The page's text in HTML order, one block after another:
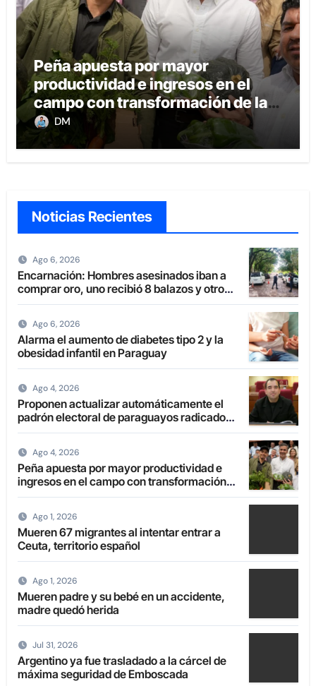
Peña apuesta por mayor
productividad e ingresos en el
campo con transformación de la
agricultura familiar
DM
Noticias Recientes
Ago 6, 2026
Encarnación: Hombres asesinados iban a
comprar oro, uno recibió 8 balazos y otro
uno en la boca
Ago 6, 2026
Alarma el aumento de diabetes tipo 2 y la
obesidad infantil en Paraguay
Ago 4, 2026
Proponen actualizar automáticamente el
padrón electoral de paraguayos radicados
en el extranjero
Ago 4, 2026
Peña apuesta por mayor productividad e
ingresos en el campo con transformación
de la agricultura familiar
Ago 1, 2026
Mueren 67 migrantes al intentar entrar a
Ceuta, territorio español
Ago 1, 2026
Mueren padre y su bebé en un accidente,
madre quedó herida
Jul 31, 2026
Argentino ya fue trasladado a la cárcel de
máxima seguridad de Emboscada